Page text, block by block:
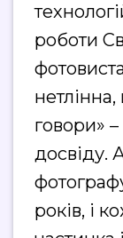
роботи
говори»
досвіду.
років, і